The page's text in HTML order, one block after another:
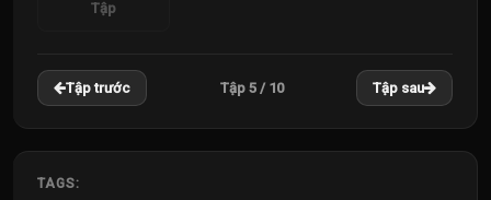
Tập
Tập trước Tập 5 / 10 Tập sau
TAGS: